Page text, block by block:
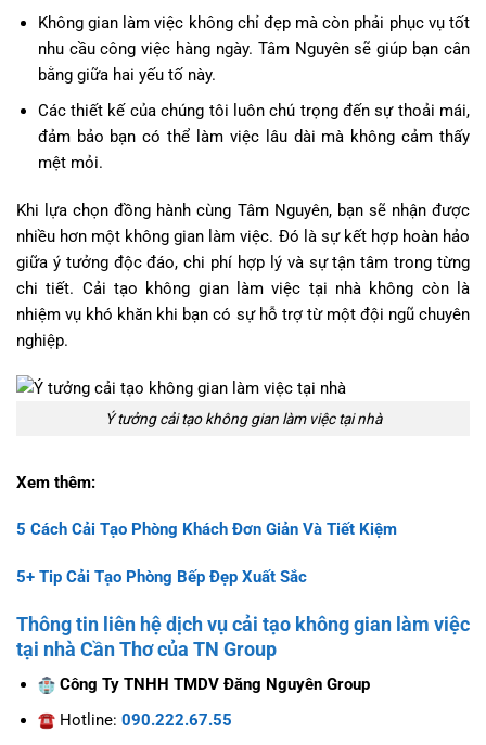
Không gian làm việc không chỉ đẹp mà còn phải phục vụ tốt
nhu cầu công việc hàng ngày. Tâm Nguyên sẽ giúp bạn cân
bằng giữa hai yếu tố này.
Các thiết kế của chúng tôi luôn chú trọng đến sự thoải mái,
đảm bảo bạn có thể làm việc lâu dài mà không cảm thấy
mệt mỏi.
Khi lựa chọn đồng hành cùng Tâm Nguyên, bạn sẽ nhận được
nhiều hơn một không gian làm việc. Đó là sự kết hợp hoàn hảo
giữa ý tưởng độc đáo, chi phí hợp lý và sự tận tâm trong từng
chi tiết. Cải tạo không gian làm việc tại nhà không còn là
nhiệm vụ khó khăn khi bạn có sự hỗ trợ từ một đội ngũ chuyên
nghiệp.
Ý tưởng cải tạo không gian làm việc tại nhà
Xem thêm:
5 Cách Cải Tạo Phòng Khách Đơn Giản Và Tiết Kiệm
5+ Tip Cải Tạo Phòng Bếp Đẹp Xuất Sắc
Thông tin liên hệ dịch vụ cải tạo không gian làm việc
tại nhà Cần Thơ của TN Group
Công Ty TNHH TMDV Đăng Nguyên Group
Hotline: 090.222.67.55